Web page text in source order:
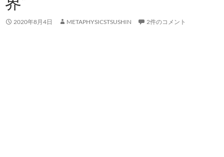
2020年8月4日 METAPHYSICSTSUSHIN 2件のコメント